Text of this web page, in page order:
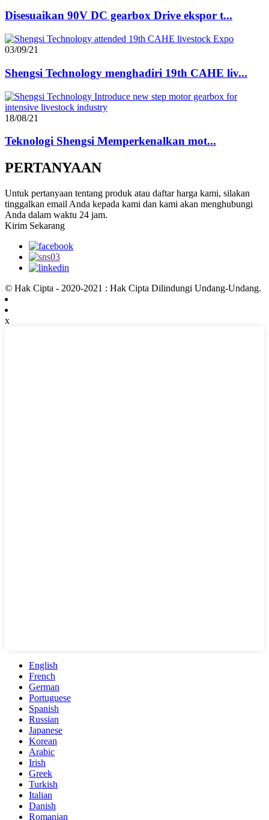
Disesuaikan 90V DC gearbox Drive ekspor t...
03/09/21
Shengsi Technology menghadiri 19th CAHE liv...
18/08/21
Teknologi Shengsi Memperkenalkan mot...
PERTANYAAN
Untuk pertanyaan tentang produk atau daftar harga kami, silakan
tinggalkan email Anda kepada kami dan kami akan menghubungi
Anda dalam waktu 24 jam.
Kirim Sekarang
© Hak Cipta - 2020-2021 : Hak Cipta Dilindungi Undang-Undang.
x
English
French
German
Portuguese
Spanish
Russian
Japanese
Korean
Arabic
Irish
Greek
Turkish
Italian
Danish
Romanian